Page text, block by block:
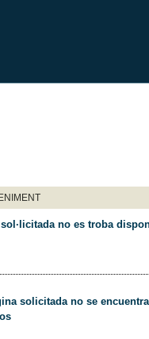
no es troba
solicitada no se